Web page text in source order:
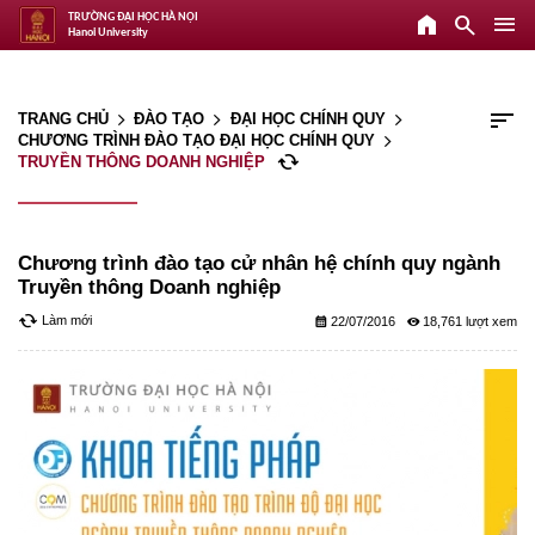
TRƯỜNG ĐẠI HỌC HÀ NỘI
Hanoi University
home search menu
TRANG CHỦ arrow_forward_ios ĐÀO TẠO arrow_forward_ios ĐẠI HỌC CHÍNH QUY arrow_forward_ios
CHƯƠNG TRÌNH ĐÀO TẠO ĐẠI HỌC CHÍNH QUY arrow_forward_ios
TRUYỀN THÔNG DOANH NGHIỆP cached
sort
Chương trình đào tạo cử nhân hệ chính quy ngành
Truyền thông Doanh nghiệp
cached Làm mới calendar_month 22/07/2016 remove_red_eye 18,761